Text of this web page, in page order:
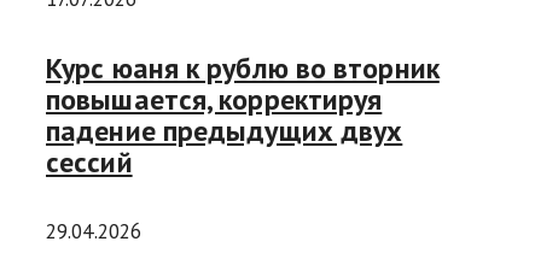
Курс юаня к рублю во вторник
повышается, корректируя
падение предыдущих двух
сессий
29.04.2026